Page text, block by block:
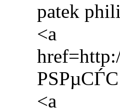
patek
<a
<a